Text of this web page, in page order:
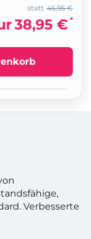
45,95 €
statt
38,95 € *
Verbesserte